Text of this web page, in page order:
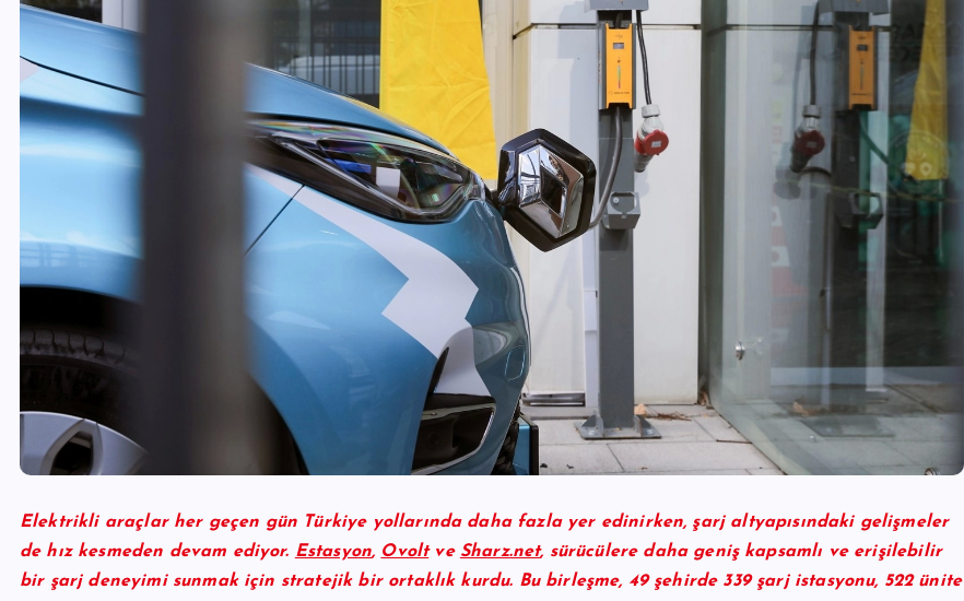
Elektrikli araçlar her geçen gün Türkiye yollarında daha fazla yer edinirken, şarj altyapısındaki gelişmeler
de hız kesmeden devam ediyor. Estasyon, Ovoltve Sharz.net, sürücülere daha geniş kapsamlı ve erişilebilir
bir şarj deneyimi sunmak için stratejik bir ortaklık kurdu. Bu birleşme, 49 şehirde 339 şarj istasyonu, 522 ünite